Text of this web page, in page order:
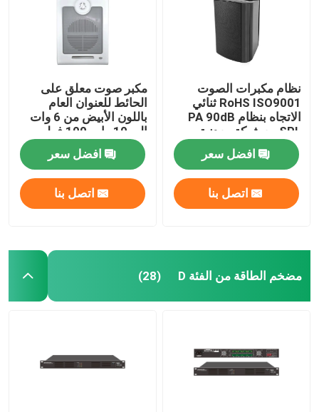
نظام مكبرات الصوت
RoHS ISO9001 ثنائي
الاتجاه بنظام PA 90dB
SPL مع شبكة معدنية
سوداء
افضل سعر
اتصل بنا
مكبر صوت معلق على
الحائط للعنوان العام
باللون الأبيض من 6 وات
إلى 10 وات 100 فولت
افضل سعر
اتصل بنا
مضخم الطاقة من الفئة D (28)